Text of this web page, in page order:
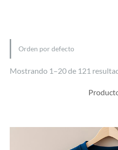
Mostrando 1–20 de 121